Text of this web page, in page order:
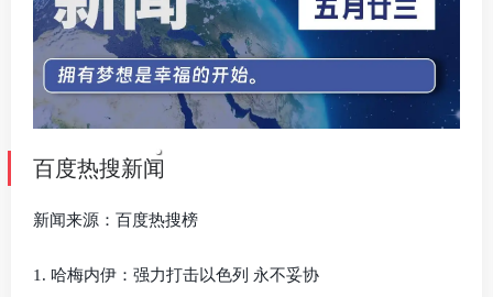
百度热搜新闻
新闻来源：百度热搜榜
1. 哈梅内伊：强力打击以色列 永不妥协